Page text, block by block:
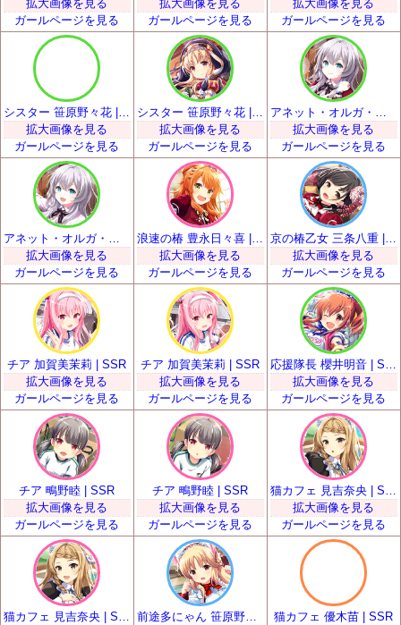
拡大画像を見る
ガールページを見る
拡大画像を見る
ガールページを見る
拡大画像を見る
ガールページを見る
拡大画像を見る
ガールページを見る
シスター 笹原野々花 | SSR
拡大画像を見る
ガールページを見る
拡大画像を見る
ガールページを見る
拡大画像を見る
ガールページを見る
浪速の椿 豊永日々喜 | SSR
拡大画像を見る
ガールページを見る
京の椿乙女 三条八重 | SSR
拡大画像を見る
ガールページを見る
チア 加賀美茉莉 | SSR
拡大画像を見る
ガールページを見る
チア 加賀美茉莉 | SSR
拡大画像を見る
ガールページを見る
拡大画像を見る
ガールページを見る
チア 鴫野睦 | SSR
拡大画像を見る
ガールページを見る
チア 鴫野睦 | SSR
拡大画像を見る
ガールページを見る
拡大画像を見る
ガールページを見る
前途多にゃん 笹原野々花 | SSR
猫カフェ 優木苗 | SSR